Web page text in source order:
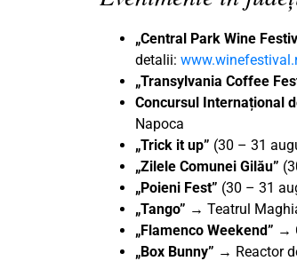
„Central Park Wine
detalii:
„Transylvania Coffee
Concursul Internațional
Napoca
„Trick it up” (30 – 31
„Zilele Comunei Gilău”
„Poieni Fest” (30 – 31
„Tango” → Teatrul
„Flamenco Weekend” →
„Box Bunny” → Reactor